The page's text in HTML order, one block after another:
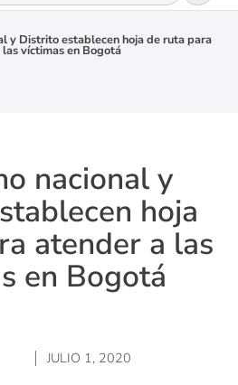
y Distrito establecen hoja de ruta para
víctimas en Bogotá
nacional y
hoja
atender a las
en Bogotá
JULIO 1, 2020